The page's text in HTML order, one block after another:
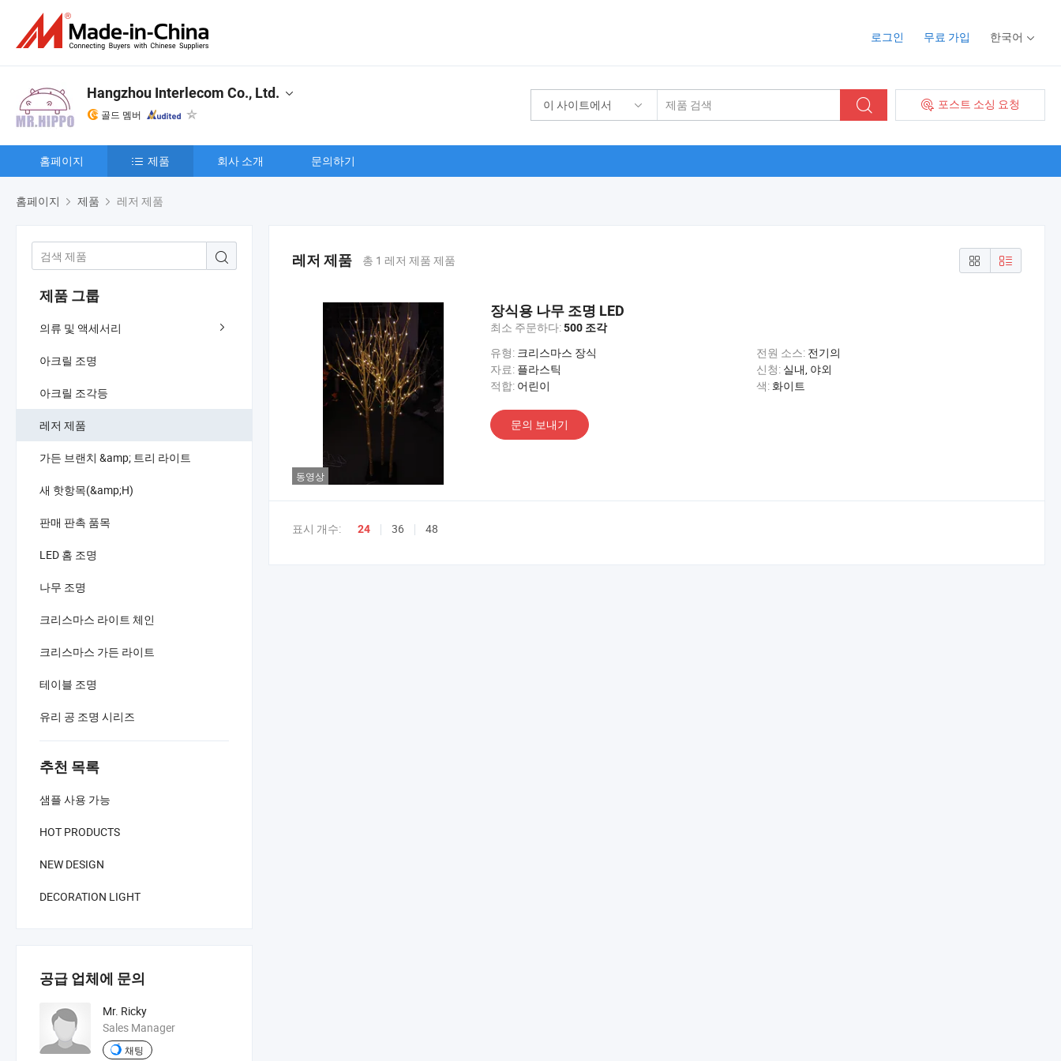
로그인 무료 가입 한국어
이 사이트에서 포스트 소싱 요청
Hangzhou Interlecom Co., Ltd.
골드 멤버
홈페이지 제품 회사 소개 문의하기
홈페이지 제품 레저 제품
제품 그룹
의류 및 액세서리
아크릴 조명
아크릴 조각등
레저 제품
가든 브랜치 &amp; 트리 라이트
새 핫항목(&amp;H)
판매 판촉 품목
LED 홈 조명
나무 조명
크리스마스 라이트 체인
크리스마스 가든 라이트
테이블 조명
유리 공 조명 시리즈
추천 목록
샘플 사용 가능
HOT PRODUCTS
NEW DESIGN
DECORATION LIGHT
공급 업체에 문의
Mr. Ricky
Sales Manager
채팅
레저 제품 총 1 레저 제품 제품
동영상
장식용 나무 조명 LED
최소 주문하다:500 조각
유형: 크리스마스 장식 전원 소스: 전기의
자료: 플라스틱 신청: 실내, 야외
적합: 어린이 색:화이트
문의 보내기
표시 개수: 24 36 48